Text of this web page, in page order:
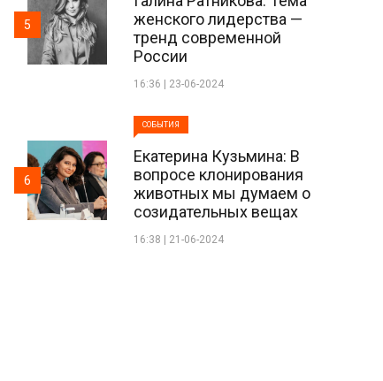
женского лидерства —
тренд современной
России
16:36 | 23-06-2024
5
СОБЫТИЯ
Екатерина Кузьмина: В
вопросе клонирования
животных мы думаем о
созидательных вещах
16:38 | 21-06-2024
6